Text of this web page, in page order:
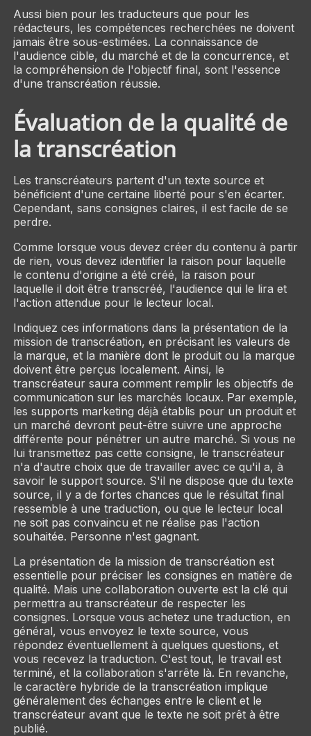
Aussi bien pour les traducteurs que pour les
rédacteurs, les compétences recherchées ne doivent
jamais être sous-estimées. La connaissance de
l'audience cible, du marché et de la concurrence, et
la compréhension de l'objectif final, sont l'essence
d'une transcréation réussie.
Évaluation de la qualité de
la transcréation
Les transcréateurs partent d'un texte source et
bénéficient d'une certaine liberté pour s'en écarter.
Cependant, sans consignes claires, il est facile de se
perdre.
Comme lorsque vous devez créer du contenu à partir
de rien, vous devez identifier la raison pour laquelle
le contenu d'origine a été créé, la raison pour
laquelle il doit être transcréé, l'audience qui le lira et
l'action attendue pour le lecteur local.
Indiquez ces informations dans la présentation de la
mission de transcréation, en précisant les valeurs de
la marque, et la manière dont le produit ou la marque
doivent être perçus localement. Ainsi, le
transcréateur saura comment remplir les objectifs de
communication sur les marchés locaux. Par exemple,
les supports marketing déjà établis pour un produit et
un marché devront peut-être suivre une approche
différente pour pénétrer un autre marché. Si vous ne
lui transmettez pas cette consigne, le transcréateur
n'a d'autre choix que de travailler avec ce qu'il a, à
savoir le support source. S'il ne dispose que du texte
source, il y a de fortes chances que le résultat final
ressemble à une traduction, ou que le lecteur local
ne soit pas convaincu et ne réalise pas l'action
souhaitée. Personne n'est gagnant.
La présentation de la mission de transcréation est
essentielle pour préciser les consignes en matière de
qualité. Mais une collaboration ouverte est la clé qui
permettra au transcréateur de respecter les
consignes. Lorsque vous achetez une traduction, en
général, vous envoyez le texte source, vous
répondez éventuellement à quelques questions, et
vous recevez la traduction. C'est tout, le travail est
terminé, et la collaboration s'arrête là. En revanche,
le caractère hybride de la transcréation implique
généralement des échanges entre le client et le
transcréateur avant que le texte ne soit prêt à être
publié.